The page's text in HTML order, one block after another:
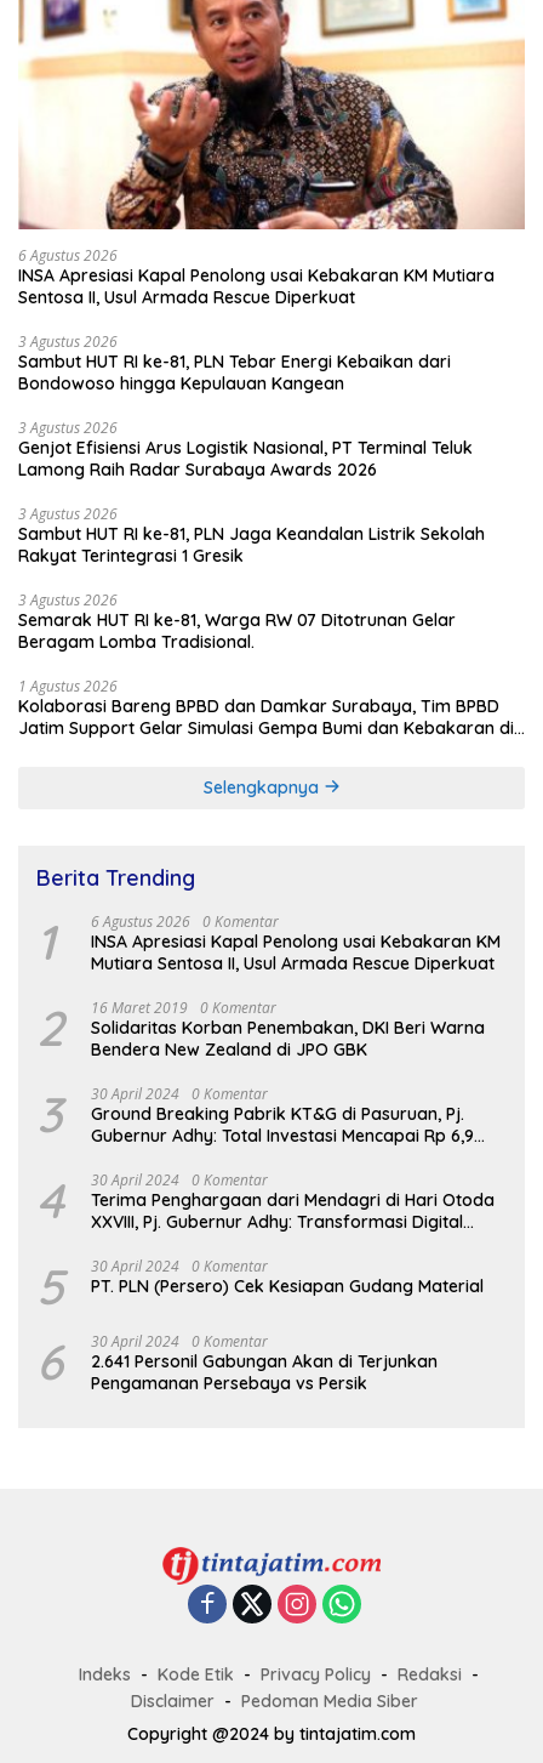
6 Agustus 2026
INSA Apresiasi Kapal Penolong usai Kebakaran KM Mutiara
Sentosa II, Usul Armada Rescue Diperkuat
3 Agustus 2026
Sambut HUT RI ke-81, PLN Tebar Energi Kebaikan dari
Bondowoso hingga Kepulauan Kangean
3 Agustus 2026
Genjot Efisiensi Arus Logistik Nasional, PT Terminal Teluk
Lamong Raih Radar Surabaya Awards 2026
3 Agustus 2026
Sambut HUT RI ke-81, PLN Jaga Keandalan Listrik Sekolah
Rakyat Terintegrasi 1 Gresik
3 Agustus 2026
Semarak HUT RI ke-81, Warga RW 07 Ditotrunan Gelar
Beragam Lomba Tradisional.
1 Agustus 2026
Kolaborasi Bareng BPBD dan Damkar Surabaya, Tim BPBD
Jatim Support Gelar Simulasi Gempa Bumi dan Kebakaran di
Selengkapnya
Berita Trending
1 6 Agustus 2026 0 Komentar
INSA Apresiasi Kapal Penolong usai Kebakaran KM
Mutiara Sentosa II, Usul Armada Rescue Diperkuat
2 16 Maret 2019 0 Komentar
Solidaritas Korban Penembakan, DKI Beri Warna
Bendera New Zealand di JPO GBK
3 30 April 2024 0 Komentar
Ground Breaking Pabrik KT&G di Pasuruan, Pj.
Gubernur Adhy: Total Investasi Mencapai Rp 6,9
4 30 April 2024 0 Komentar
Terima Penghargaan dari Mendagri di Hari Otoda
XXVIII, Pj. Gubernur Adhy: Transformasi Digital
Keberhasilan Jatim
5 30 April 2024 0 Komentar
PT. PLN (Persero) Cek Kesiapan Gudang Material
6 30 April 2024 0 Komentar
2.641 Personil Gabungan Akan di Terjunkan
Pengamanan Persebaya vs Persik
Indeks Kode Etik Privacy Policy
Redaksi
Disclaimer
Pedoman Media Siber
Copyright @2024 by tintajatim.com